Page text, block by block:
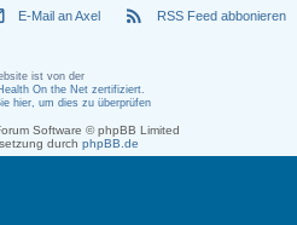
E-Mail an Axel rss_feed RSS Feed abbonieren
ist von der
On the Net zertifiziert.
hier, um dies zu überprüfen
Software © phpBB Limited
durch phpBB.de